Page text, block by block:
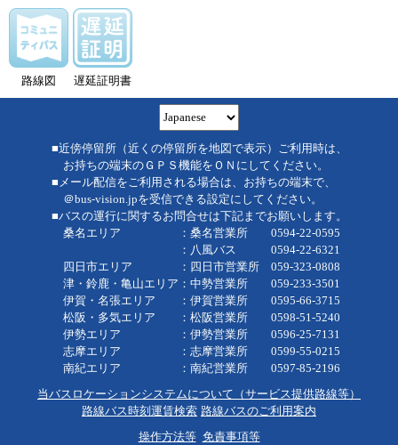
路線図 遅延証明書
■近傍停留所（近くの停留所を地図で表示）ご利用時は、
お持ちの端末のＧＰＳ機能をＯＮにしてください。
■メール配信をご利用される場合は、お持ちの端末で、
＠bus-vision.jpを受信できる設定にしてください。
■バスの運行に関するお問合せは下記までお願いします。
桑名エリア ：桑名営業所 0594-22-0595
：八風バス 0594-22-6321
四日市エリア ：四日市営業所 059-323-0808
津・鈴鹿・亀山エリア：中勢営業所 059-233-3501
伊賀・名張エリア ：伊賀営業所 0595-66-3715
松阪・多気エリア ：松阪営業所 0598-51-5240
伊勢エリア ：伊勢営業所 0596-25-7131
志摩エリア ：志摩営業所 0599-55-0215
南紀エリア ：南紀営業所 0597-85-2196
当バスロケーションシステムについて（サービス提供路線等）
路線バス時刻運賃検索 路線バスのご利用案内
操作方法等 免責事項等